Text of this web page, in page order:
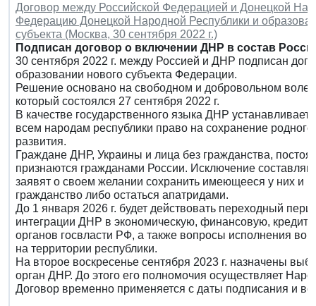
Договор между Российской Федерацией и Донецкой
Федерацию Донецкой Народной Республики и
субъекта (Москва, 30 сентября 2022 г.)
Подписан договор о включении ДНР в состав
30 сентября 2022 г. между Россией и ДНР подписан
образовании нового субъекта Федерации.
Решение основано на свободном и добровольном
который состоялся 27 сентября 2022 г.
В качестве государственного языка ДНР
всем народам республики право на сохранение
развития.
Граждане ДНР, Украины и лица без гражданства,
признаются гражданами России. Исключение
заявят о своем желании сохранить имеющееся у них и
гражданство либо остаться апатридами.
До 1 января 2026 г. будет действовать переходный
интеграции ДНР в экономическую, финансовую,
органов госвласти РФ, а также вопросы исполнения
на территории республики.
На второе воскресенье сентября 2023 г. назначены
орган ДНР. До этого его полномочия осуществляет
Договор временно применяется с даты подписания и